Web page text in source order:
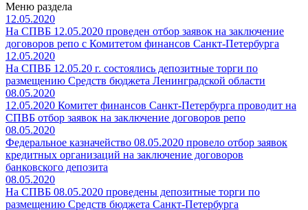
Меню раздела
12.05.2020
На СПВБ 12.05.2020 проведен отбор заявок на заключение
договоров репо с Комитетом финансов Санкт-Петербурга
12.05.2020
На СПВБ 12.05.20 г. состоялись депозитные торги по
размещению Средств бюджета Ленинградской области
08.05.2020
12.05.2020 Комитет финансов Санкт-Петербурга проводит на
СПВБ отбор заявок на заключение договоров репо
08.05.2020
Федеральное казначейство 08.05.2020 провело отбор заявок
кредитных организаций на заключение договоров
банковского депозита
08.05.2020
На СПВБ 08.05.2020 проведены депозитные торги по
размещению Средств бюджета Санкт-Петербурга